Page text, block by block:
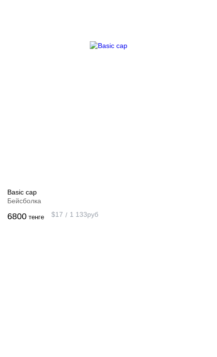
Basic cap
Бейсболка
6800 тенге $17 1 133руб